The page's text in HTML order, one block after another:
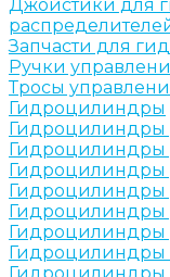
Джойстики для
Запчасти для
Ручки
Тросы
Гидроцилиндры
Гидроцилиндры
Гидроцилиндры
Гидроцилиндры
Гидроцилиндры
Гидроцилиндры
Гидроцилиндры
Гидроцилиндры